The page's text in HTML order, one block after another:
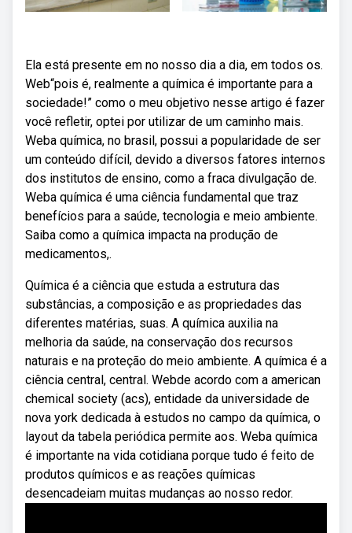
Ela está presente em no nosso dia a dia, em todos os.
Web“pois é, realmente a química é importante para a
sociedade!” como o meu objetivo nesse artigo é fazer
você refletir, optei por utilizar de um caminho mais.
Weba química, no brasil, possui a popularidade de ser
um conteúdo difícil, devido a diversos fatores internos
dos institutos de ensino, como a fraca divulgação de.
Weba química é uma ciência fundamental que traz
benefícios para a saúde, tecnologia e meio ambiente.
Saiba como a química impacta na produção de
medicamentos,.
Química é a ciência que estuda a estrutura das
substâncias, a composição e as propriedades das
diferentes matérias, suas. A química auxilia na
melhoria da saúde, na conservação dos recursos
naturais e na proteção do meio ambiente. A química é a
ciência central, central. Webde acordo com a american
chemical society (acs), entidade da universidade de
nova york dedicada à estudos no campo da química, o
layout da tabela periódica permite aos. Weba química
é importante na vida cotidiana porque tudo é feito de
produtos químicos e as reações químicas
desencadeiam muitas mudanças ao nosso redor.